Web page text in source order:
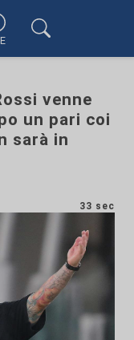
venne
un pari coi
sarà in
33 sec